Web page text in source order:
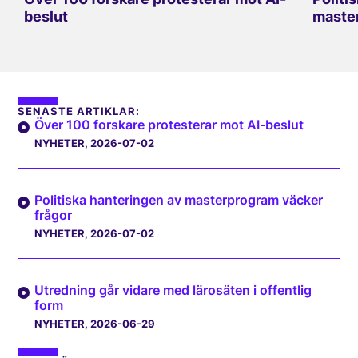
beslut
SENASTE ARTIKLAR:
Över 100 forskare protesterar mot AI-beslut
NYHETER, 2026-07-02
Politiska hanteringen av masterprogram väcker
frågor
NYHETER, 2026-07-02
Utredning går vidare med lärosäten i offentlig
form
NYHETER, 2026-06-29